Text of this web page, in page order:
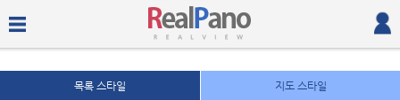
목록 스타일 지도 스타일